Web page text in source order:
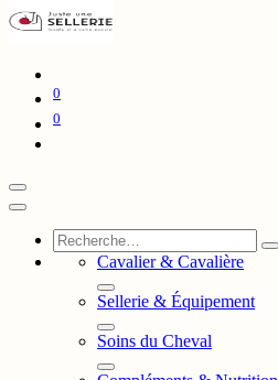
0
0
Cavalier & Cavalière
Sellerie & Équipement
Soins du Cheval